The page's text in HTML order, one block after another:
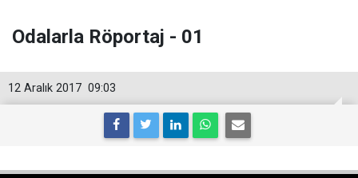
Odalarla Röportaj - 01
09:03
12 Aralık 2017